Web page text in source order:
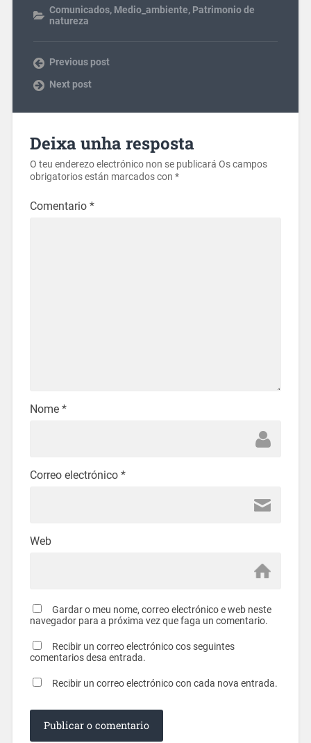
Comunicados, Medio_ambiente, Patrimonio de
natureza
Previous post
Next post
Deixa unha resposta
O teu enderezo electrónico non se publicará Os campos
obrigatorios están marcados con *
Comentario *
Nome *
Correo electrónico *
Web
Gardar o meu nome, correo electrónico e web neste
navegador para a próxima vez que faga un comentario.
Recibir un correo electrónico cos seguintes
comentarios desa entrada.
Recibir un correo electrónico con cada nova entrada.